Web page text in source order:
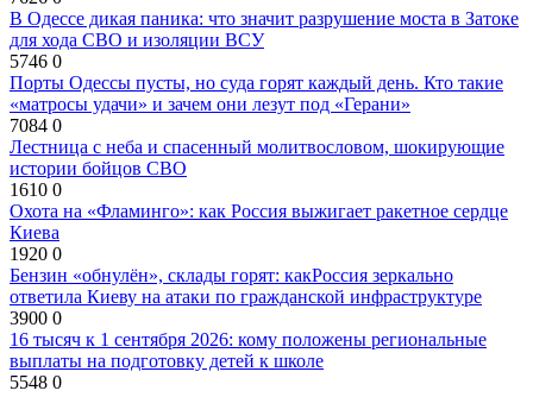
В Одессе дикая паника: что значит разрушение моста в Затоке
для хода СВО и изоляции ВСУ
5746 0
Порты Одессы пусты, но суда горят каждый день. Кто такие
«матросы удачи» и зачем они лезут под «Герани»
7084 0
Лестница с неба и спасенный молитвословом, шокирующие
истории бойцов СВО
1610 0
Охота на «Фламинго»: как Россия выжигает ракетное сердце
Киева
1920 0
Бензин «обнулён», склады горят: какРоссия зеркально
ответила Киеву на атаки по гражданской инфраструктуре
3900 0
16 тысяч к 1 сентября 2026: кому положены региональные
выплаты на подготовку детей к школе
5548 0